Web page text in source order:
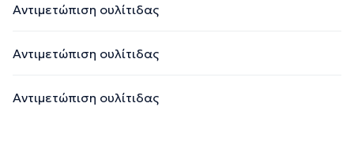
Αντιμετώπιση ουλίτιδας
Αντιμετώπιση ουλίτιδας
Αντιμετώπιση ουλίτιδας